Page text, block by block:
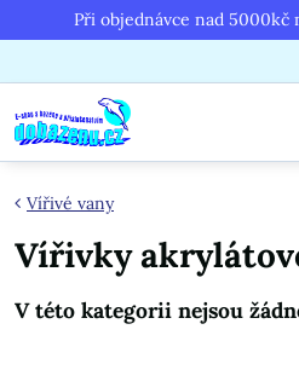
Při objednávce nad 5000kč
Vířivé vany
Vířivky